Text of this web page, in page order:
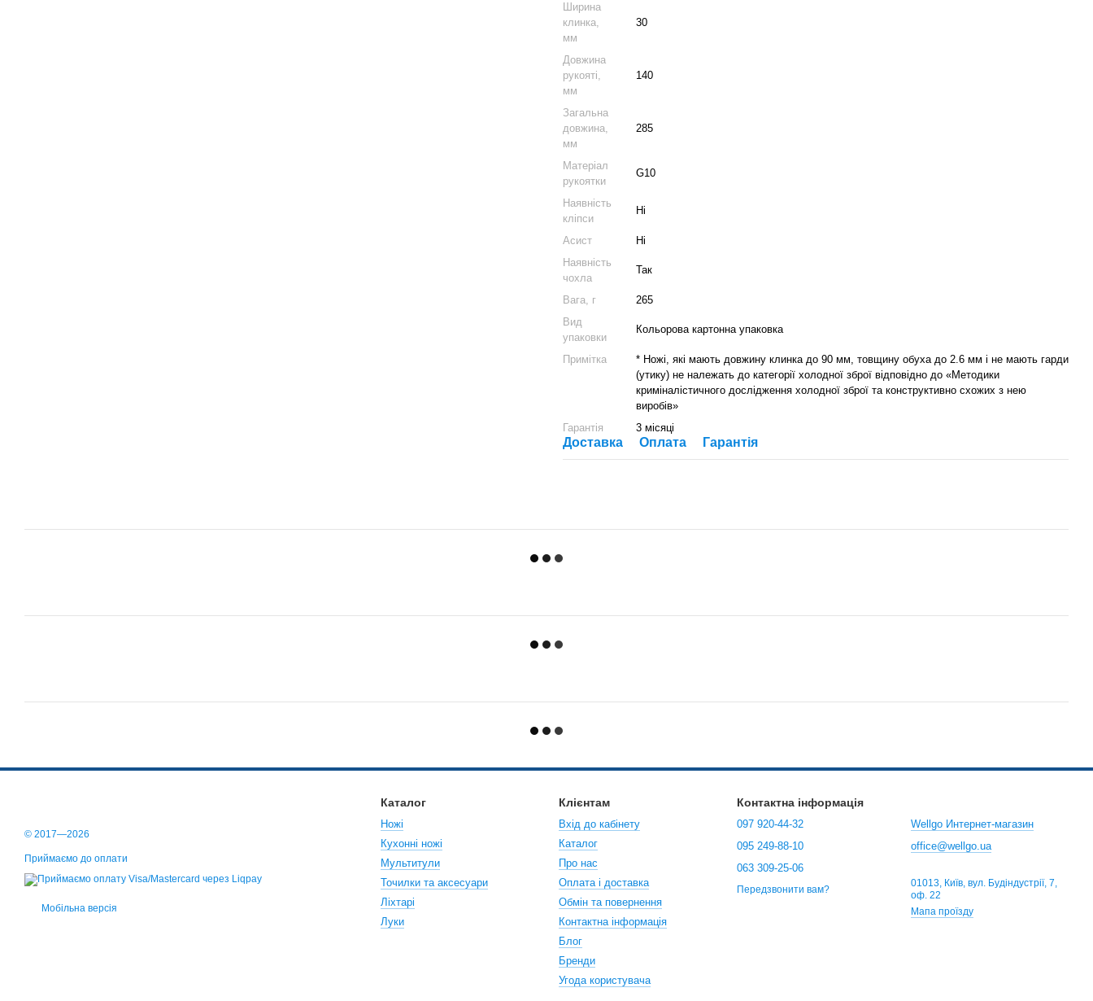
Ширина
клинка,
мм
30
Довжина
рукояті,
мм
140
Загальна
довжина,
мм
285
Матеріал
рукоятки
G10
Наявність
кліпси
Ні
Асист
Ні
Наявність
чохла
Так
Вага, г
265
Вид
упаковки
Кольорова картонна упаковка
Примітка
* Ножі, які мають довжину клинка до 90 мм, товщину обуха до 2.6 мм і не мають гарди
(утику) не належать до категорії холодної зброї відповідно до «Методики
криміналістичного дослідження холодної зброї та конструктивно схожих з нею
виробів»
Гарантія
3 місяці
Доставка Оплата Гарантія
© 2017—2026
Приймаємо до оплати
Мобільна версія
Каталог
Ножі
Кухонні ножі
Мультитули
Точилки та аксесуари
Ліхтарі
Луки
Клієнтам
Вхід до кабінету
Каталог
Про нас
Оплата і доставка
Обмін та повернення
Контактна інформація
Блог
Бренди
Угода користувача
Контактна інформація
097 920-44-32
095 249-88-10
063 309-25-06
Передзвонити вам?
Wellgo Интернет-магазин
office@wellgo.ua
01013, Київ, вул. Будіндустрії, 7,
оф. 22
Мапа проїзду